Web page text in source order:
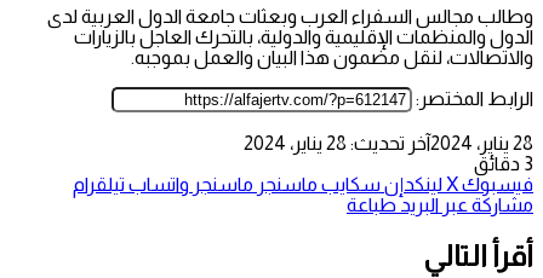
وطالب مجالس السفراء العرب وبعثات جامعة الدول العربية لدى
الدول والمنظمات الإقليمية والدولية، بالتحرك العاجل بالزيارات
والاتصالات، لنقل مضمون هذا البيان والعمل بموجبه.
الرابط المختصر:
28 يناير، 2024
آخر تحديث: 28 يناير، 2024
3 دقائق
فيسبوك‫Xلينكدإن سكايب ماسنجر ماسنجر واتساب تيلقرام
مشاركة عبر البريد طباعة
أقرأ التالي